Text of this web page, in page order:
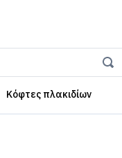
Κόφτες πλακιδίων